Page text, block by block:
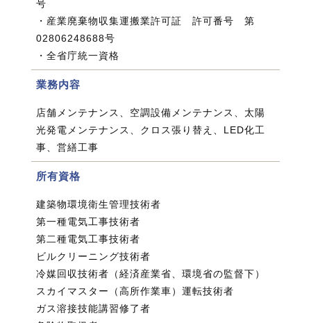
号
・産業廃棄物収集運搬業許可証 許可番号 第
02806248688号
・全省庁統一資格
業務内容
店舗メンテナンス、空調設備メンテナンス、太陽
光発電メンテナンス、クロス張り替え、LED化工
事、営繕工事
所有資格
建築物環境衛生管理技術者
第一種電気工事技術者
第二種電気工事技術者
ビルクリーニング技術者
冷媒回収技術者（経済産業省、環境省の監督下）
スカイマスター（高所作業車）運転技術者
ガス溶接技能講習修了者